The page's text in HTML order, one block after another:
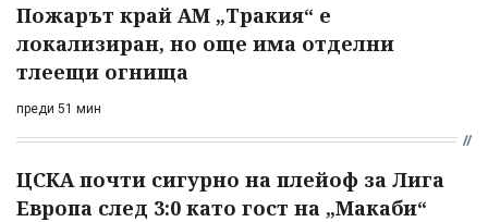
Пожарът край АМ „Тракия“ е
локализиран, но още има отделни
тлеещи огнища
преди 51 мин
ЦСКА почти сигурно на плейоф за Лига
Европа след 3:0 като гост на „Макаби“